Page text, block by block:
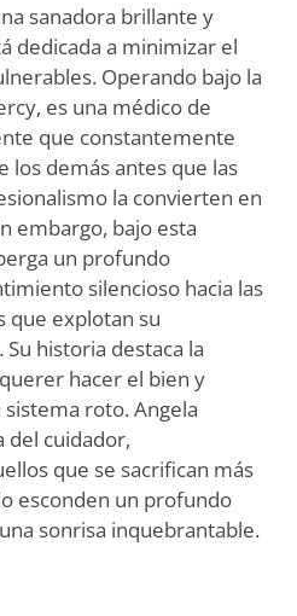
sanadora brillante y
dedicada a minimizar el
Operando bajo la
es una médico de
que constantemente
los demás antes que las
la convierten en
embargo, bajo esta
un profundo
silencioso hacia las
que explotan su
Su historia destaca la
hacer el bien y
roto. Angela
del cuidador,
que se sacrifican más
esconden un profundo
sonrisa inquebrantable.